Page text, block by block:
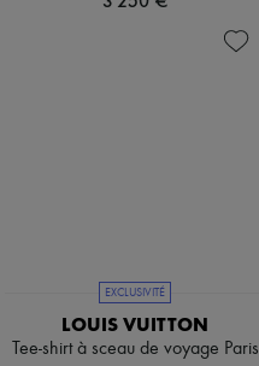
EXCLUSIVITÉ
LOUIS VUITTON
Tee-shirt à sceau de voyage Paris